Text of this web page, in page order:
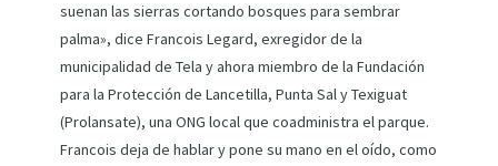
suenan las sierras cortando bosques para sembrar
palma», dice Francois Legard, exregidor de la
municipalidad de Tela y ahora miembro de la Fundación
para la Protección de Lancetilla, Punta Sal y Texiguat
(Prolansate), una ONG local que coadministra el parque.
Francois deja de hablar y pone su mano en el oído, como